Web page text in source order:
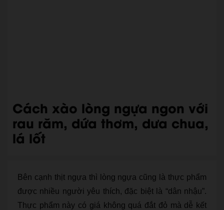
Cách xào lòng ngựa ngon với
rau răm, dứa thơm, dưa chua,
lá lốt
Bên cạnh thịt ngựa thì lòng ngựa cũng là thực phẩm
được nhiều người yêu thích, đặc biệt là “dân nhậu”.
Thực phẩm này có giá không quá đắt đỏ mà dễ kết